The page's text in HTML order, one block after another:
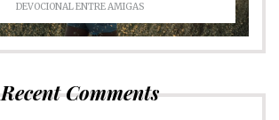
DEVOCIONAL ENTRE AMIGAS
Recent Comments